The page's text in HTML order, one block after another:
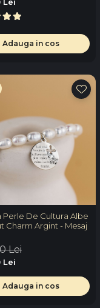
Adauga in cos
Perle De Cultura Albe
Charm Argint - Mesaj
Lei
Lei
Adauga in cos